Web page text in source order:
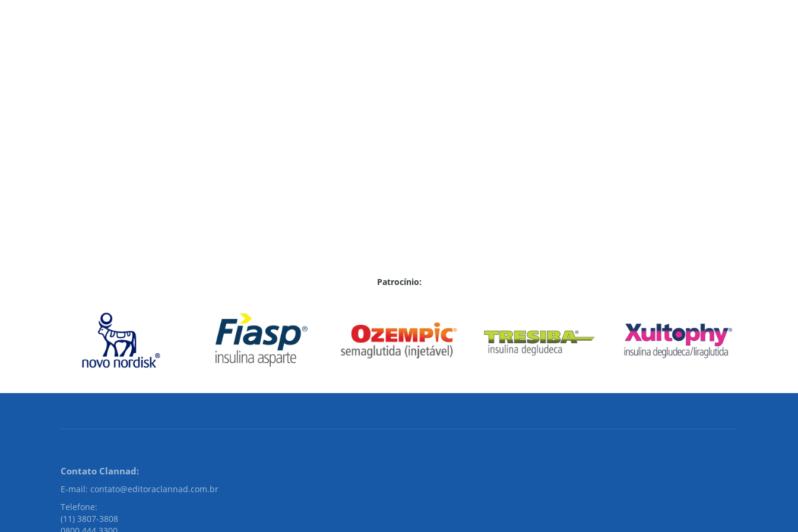
Patrocínio:
Contato Clannad:
E-mail: contato@editoraclannad.com.br
Telefone:
(11) 3807-3808